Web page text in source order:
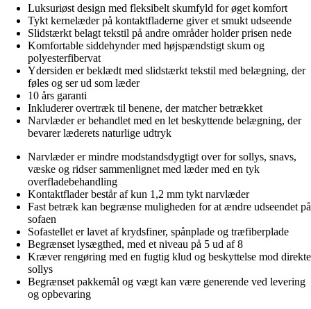
Luksuriøst design med fleksibelt skumfyld for øget komfort
Tykt kernelæder på kontaktfladerne giver et smukt udseende
Slidstærkt belagt tekstil på andre områder holder prisen nede
Komfortable siddehynder med højspændstigt skum og
polyesterfibervat
Ydersiden er beklædt med slidstærkt tekstil med belægning, der
føles og ser ud som læder
10 års garanti
Inkluderer overtræk til benene, der matcher betrækket
Narvlæder er behandlet med en let beskyttende belægning, der
bevarer læderets naturlige udtryk
Narvlæder er mindre modstandsdygtigt over for sollys, snavs,
væske og ridser sammenlignet med læder med en tyk
overfladebehandling
Kontaktflader består af kun 1,2 mm tykt narvlæder
Fast betræk kan begrænse muligheden for at ændre udseendet på
sofaen
Sofastellet er lavet af krydsfiner, spånplade og træfiberplade
Begrænset lysægthed, med et niveau på 5 ud af 8
Kræver rengøring med en fugtig klud og beskyttelse mod direkte
sollys
Begrænset pakkemål og vægt kan være generende ved levering
og opbevaring